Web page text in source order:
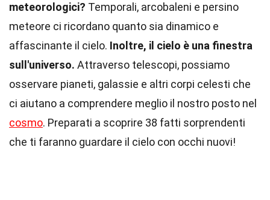
meteorologici? Temporali, arcobaleni e persino
meteore ci ricordano quanto sia dinamico e
affascinante il cielo. Inoltre, il cielo è una finestra
sull'universo. Attraverso telescopi, possiamo
osservare pianeti, galassie e altri corpi celesti che
ci aiutano a comprendere meglio il nostro posto nel
cosmo. Preparati a scoprire 38 fatti sorprendenti
che ti faranno guardare il cielo con occhi nuovi!